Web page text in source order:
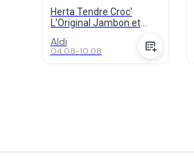
Herta Tendre Croc'
L'Original Jambon et
Aldi
04.08-10.08